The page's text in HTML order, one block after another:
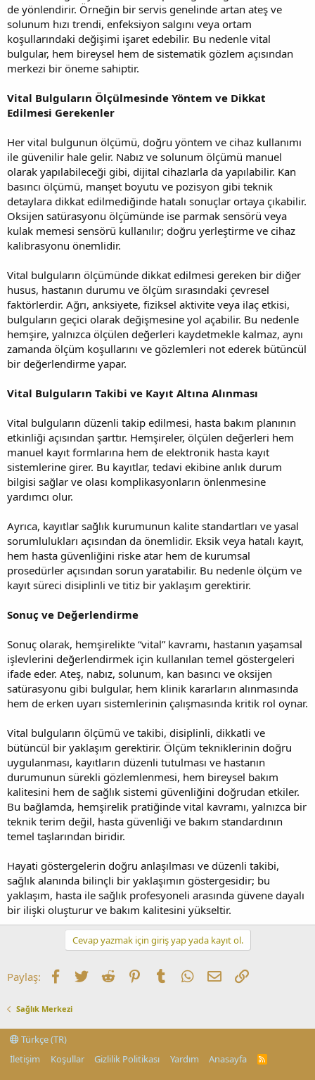
de yönlendirir. Örneğin bir servis genelinde artan ateş ve
solunum hızı trendi, enfeksiyon salgını veya ortam
koşullarındaki değişimi işaret edebilir. Bu nedenle vital
bulgular, hem bireysel hem de sistematik gözlem açısından
merkezi bir öneme sahiptir.
Vital Bulguların Ölçülmesinde Yöntem ve Dikkat
Edilmesi Gerekenler
Her vital bulgunun ölçümü, doğru yöntem ve cihaz kullanımı
ile güvenilir hale gelir. Nabız ve solunum ölçümü manuel
olarak yapılabileceği gibi, dijital cihazlarla da yapılabilir. Kan
basıncı ölçümü, manşet boyutu ve pozisyon gibi teknik
detaylara dikkat edilmediğinde hatalı sonuçlar ortaya çıkabilir.
Oksijen satürasyonu ölçümünde ise parmak sensörü veya
kulak memesi sensörü kullanılır; doğru yerleştirme ve cihaz
kalibrasyonu önemlidir.
Vital bulguların ölçümünde dikkat edilmesi gereken bir diğer
husus, hastanın durumu ve ölçüm sırasındaki çevresel
faktörlerdir. Ağrı, anksiyete, fiziksel aktivite veya ilaç etkisi,
bulguların geçici olarak değişmesine yol açabilir. Bu nedenle
hemşire, yalnızca ölçülen değerleri kaydetmekle kalmaz, aynı
zamanda ölçüm koşullarını ve gözlemleri not ederek bütüncül
bir değerlendirme yapar.
Vital Bulguların Takibi ve Kayıt Altına Alınması
Vital bulguların düzenli takip edilmesi, hasta bakım planının
etkinliği açısından şarttır. Hemşireler, ölçülen değerleri hem
manuel kayıt formlarına hem de elektronik hasta kayıt
sistemlerine girer. Bu kayıtlar, tedavi ekibine anlık durum
bilgisi sağlar ve olası komplikasyonların önlenmesine
yardımcı olur.
Ayrıca, kayıtlar sağlık kurumunun kalite standartları ve yasal
sorumlulukları açısından da önemlidir. Eksik veya hatalı kayıt,
hem hasta güvenliğini riske atar hem de kurumsal
prosedürler açısından sorun yaratabilir. Bu nedenle ölçüm ve
kayıt süreci disiplinli ve titiz bir yaklaşım gerektirir.
Sonuç ve Değerlendirme
Sonuç olarak, hemşirelikte “vital” kavramı, hastanın yaşamsal
işlevlerini değerlendirmek için kullanılan temel göstergeleri
ifade eder. Ateş, nabız, solunum, kan basıncı ve oksijen
satürasyonu gibi bulgular, hem klinik kararların alınmasında
hem de erken uyarı sistemlerinin çalışmasında kritik rol oynar.
Vital bulguların ölçümü ve takibi, disiplinli, dikkatli ve
bütüncül bir yaklaşım gerektirir. Ölçüm tekniklerinin doğru
uygulanması, kayıtların düzenli tutulması ve hastanın
durumunun sürekli gözlemlenmesi, hem bireysel bakım
kalitesini hem de sağlık sistemi güvenliğini doğrudan etkiler.
Bu bağlamda, hemşirelik pratiğinde vital kavramı, yalnızca bir
teknik terim değil, hasta güvenliği ve bakım standardının
temel taşlarından biridir.
Hayati göstergelerin doğru anlaşılması ve düzenli takibi,
sağlık alanında bilinçli bir yaklaşımın göstergesidir; bu
yaklaşım, hasta ile sağlık profesyoneli arasında güvene dayalı
bir ilişki oluşturur ve bakım kalitesini yükseltir.
Cevap yazmak için giriş yap yada kayıt ol.
Paylaş: Facebook
TwitterReddit PinterestTumblrWhatsApp
E-postaLink
Sağlık Merkezi
Türkçe (TR)
İletişim
Koşullar Gizlilik Politikası Yardım Anasayfa
R